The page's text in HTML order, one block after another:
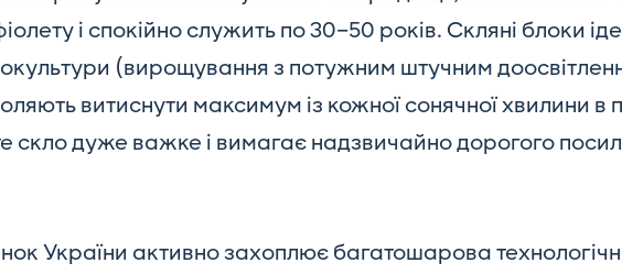
і спокійно служить по 30–50 років. Скляні блоки
(вирощування з потужним штучним
витиснути максимум із кожної сонячної хвилини в
скло дуже важке і вимагає надзвичайно дорогого
України активно захоплює багатошарова